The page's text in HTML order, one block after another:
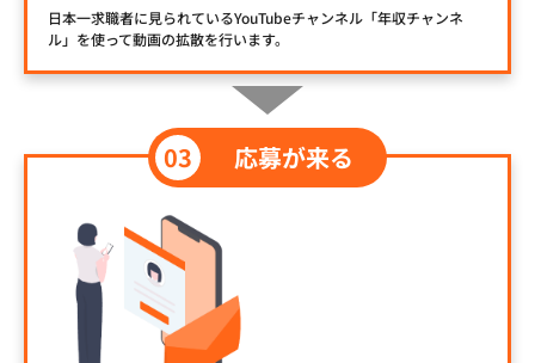
日本一求職者に見られているYouTubeチャンネル「年収チャンネ
ル」を使って動画の拡散を行います。
応募が来る